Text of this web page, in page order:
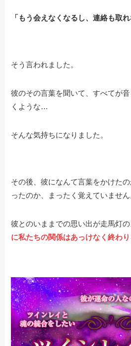
「もう会えなくなるし、連絡も取れ
そう言われました。
彼のその言葉を聞いて、すべてが
くような…
そんな気持ちになりました。
その後、彼になんて言葉をかけた
ったのか、まったく覚えていません
彼とのいままでの思い出が走馬灯
に私たちの関係はあっけなく終わり